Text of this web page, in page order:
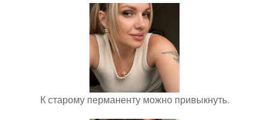
К старому перманенту можно привыкнуть.